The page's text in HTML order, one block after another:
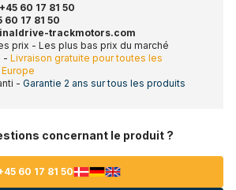
+45 60 17 81 50
60 17 81 50
trackmotors.com
prix - Les plus bas prix du marché
- Livraison gratuite pour toutes les
- Garantie 2 ans sur tous les produits
concernant le produit ?
60 17 81 50